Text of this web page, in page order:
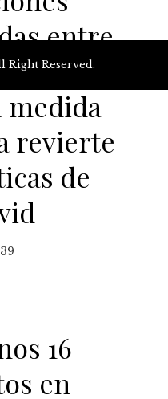
entre
de
medida
revierte
de
16
en
Right Reserved.